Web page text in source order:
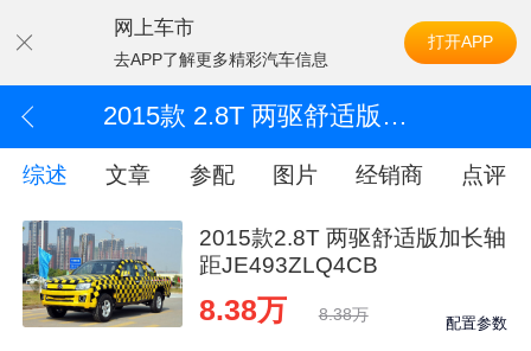
网上车市
去APP了解更多精彩汽车信息
打开APP
2015款 2.8T 两驱舒适版加长轴距JE493ZLQ4CB
综述 文章 参配 图片 经销商 点评
2015款2.8T 两驱舒适版加长轴
距JE493ZLQ4CB
8.38万 8.38万 配置参数